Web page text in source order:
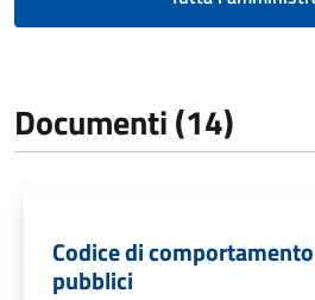
Documenti (14)
Codice di
pubblici